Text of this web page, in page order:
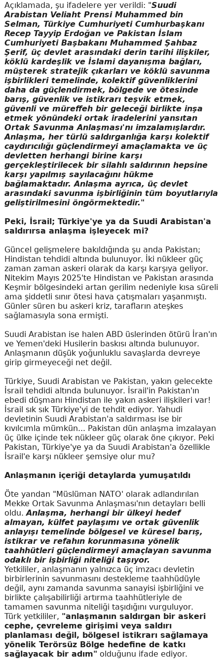
Açıklamada, şu ifadelere yer verildi: "Suudi
Arabistan Veliaht Prensi Muhammed bin
Selman, Türkiye Cumhuriyeti Cumhurbaşkanı
Recep Tayyip Erdoğan ve Pakistan İslam
Cumhuriyeti Başbakanı Muhammed Şahbaz
Şerif, üç devlet arasındaki derin tarihi ilişkiler,
köklü kardeşlik ve İslami dayanışma bağları,
müşterek stratejik çıkarları ve köklü savunma
işbirlikleri temelinde, kolektif güvenliklerini
daha da güçlendirmek, bölgede ve ötesinde
barış, güvenlik ve istikrarı teşvik etmek,
güvenli ve müreffeh bir geleceği birlikte inşa
etmek yönündeki ortak iradelerini yansıtan
Ortak Savunma Anlaşması'nı imzalamışlardır.
Anlaşma, her türlü saldırganlığa karşı kolektif
caydırıcılığı güçlendirmeyi amaçlamakta ve üç
devletten herhangi birine karşı
gerçekleştirilecek bir silahlı saldırının hepsine
karşı yapılmış sayılacağını hükme
bağlamaktadır. Anlaşma ayrıca, üç devlet
arasındaki savunma işbirliğinin tüm boyutlarıyla
geliştirilmesini öngörmektedir."
Peki, İsrail; Türkiye'ye ya da Suudi Arabistan'a
saldırırsa anlaşma işleyecek mi?
Güncel gelişmelere bakıldığında şu anda Pakistan;
Hindistan tehdidi altında bulunuyor. İki nükleer güç
zaman zaman askeri olarak da karşı karşıya geliyor.
Nitekim Mayıs 2025'te Hindistan ve Pakistan arasında
Keşmir bölgesindeki artan gerilim nedeniyle kısa süreli
ama şiddetli sınır ötesi hava çatışmaları yaşanmıştı.
Günler süren bu askeri kriz, tarafların ateşkes
sağlamasıyla sona ermişti.
Suudi Arabistan ise halen ABD üslerinden ötürü İran'ın
ve Yemen'deki Husilerin baskısı altında bulunuyor.
Anlaşmanın düşük yoğunluklu savaşlarda devreye
girip girmeyeceği net değil.
Türkiye, Suudi Arabistan ve Pakistan, yakın gelecekte
İsrail tehdidi altında bulunuyor. İsrail'in Pakistan'ın
ebedi düşmanı Hindistan ile yakın askeri ilişkileri var!
İsrail sık sık Türkiye'yi de tehdit ediyor. Yahudi
devletinin Suudi Arabistan'a saldırması ise bir
kıvılcımla mümkün... Pakistan dün anlaşma imzalayan
üç ülke içinde tek nükleer güç olarak öne çıkıyor. Peki
Pakistan, Türkiye'ye ya da Suudi Arabistan'a özellikle
İsrail'e karşı nükleer şemsiye olur mu?
Anlaşmanın içeriği detaylarda yumuşatıldı
Öte yandan "Müslüman NATO' olarak adlandırılan
Mekke Ortak Savunma Anlaşması'nın detayları belli
oldu.Anlaşma, herhangi bir ülkeyi hedef
almayan, külfet paylaşımı ve ortak güvenlik
anlayışı temelinde bölgesel ve küresel barış,
istikrar ve refahın korunmasına yönelik
taahhütleri güçlendirmeyi amaçlayan savunma
odaklı bir işbirliği niteliği taşıyor.
Yetkililer, anlaşmanın yalnızca üç imzacı devletin
birbirlerinin savunmasını destekleme taahhüdüyle
değil, aynı zamanda savunma sanayisi işbirliğini ve
birlikte çalışabilirliği artırma taahhütleriyle de
tamamen savunma niteliği taşıdığını vurguluyor.
Türk yetkililer, "anlaşmanın saldırgan bir askeri
cephe, çevreleme girişimi veya saldırı
planlaması değil, bölgesel istikrarı sağlamaya
yönelik Terörsüz Bölge hedefine de katkı
sağlayacak bir adım" olduğunu ifade ediyor.